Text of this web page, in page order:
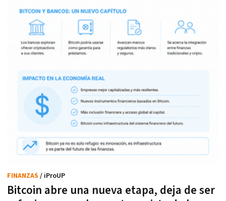
Bitcoin abre una nueva etapa, deja de ser
FINANZAS / iProUP